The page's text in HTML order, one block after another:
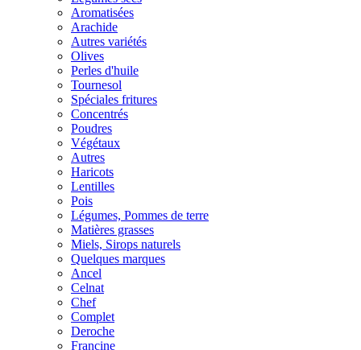
Aromatisées
Arachide
Autres variétés
Olives
Perles d'huile
Tournesol
Spéciales fritures
Concentrés
Poudres
Végétaux
Autres
Haricots
Lentilles
Pois
Légumes, Pommes de terre
Matières grasses
Miels, Sirops naturels
Quelques marques
Ancel
Celnat
Chef
Complet
Deroche
Francine